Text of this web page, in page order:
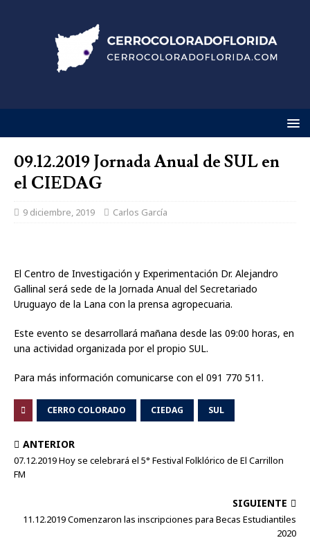
09.12.2019 Jornada Anual de SUL en
el CIEDAG
9 diciembre, 2019 Carlos García
El Centro de Investigación y Experimentación Dr. Alejandro
Gallinal será sede de la Jornada Anual del Secretariado
Uruguayo de la Lana con la prensa agropecuaria.
Este evento se desarrollará mañana desde las 09:00 horas, en
una actividad organizada por el propio SUL.
Para más información comunicarse con el 091 770 511.
CERRO COLORADO CIEDAG SUL
ANTERIOR
07.12.2019 Hoy se celebrará el 5° Festival Folklórico de El Carrillon
FM
SIGUIENTE
11.12.2019 Comenzaron las inscripciones para Becas Estudiantiles
2020